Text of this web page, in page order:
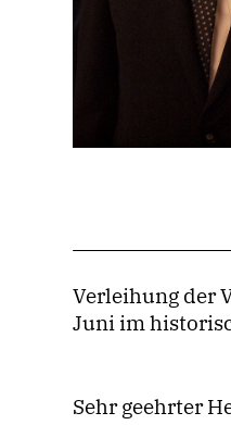
Verleihung der
Juni im
Sehr geehrter